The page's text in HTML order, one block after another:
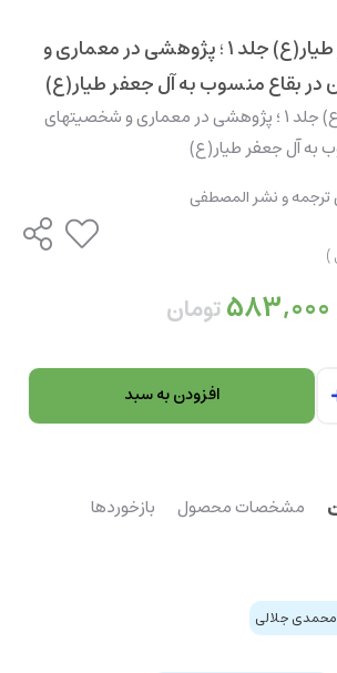
مزارات آل جعفر طیار(ع) جلد 1 ؛ پژوهشی در معماری و
بقاع منسوب به آل جعفر طیار(ع)
مزارات آل جعفر طیار(ع) جلد 1 ؛ پژوهشی در معماری و شخصیتهای
به آل جعفر طیار(ع)
ترجمه و نشر المصطفی
)
583,000تومان
افزودن به سبد
مشخصات محصول بازخوردها
جلالی